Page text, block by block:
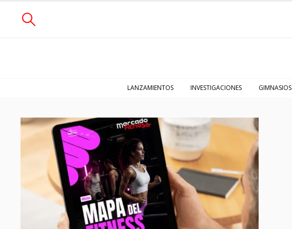
LANZAMIENTOS INVESTIGACIONES GIMNASIOS